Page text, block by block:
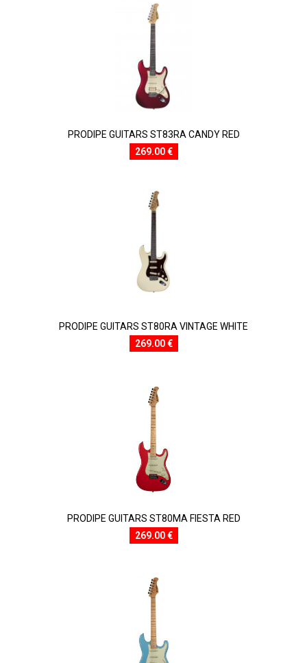
PRODIPE GUITARS ST83RA CANDY RED
269.00 €
PRODIPE GUITARS ST80RA VINTAGE WHITE
269.00 €
PRODIPE GUITARS ST80MA FIESTA RED
269.00 €